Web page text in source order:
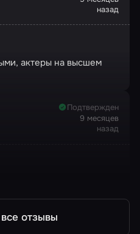
назад
актеры на высшем
Подтвержден
9 месяцев
назад
отзывы